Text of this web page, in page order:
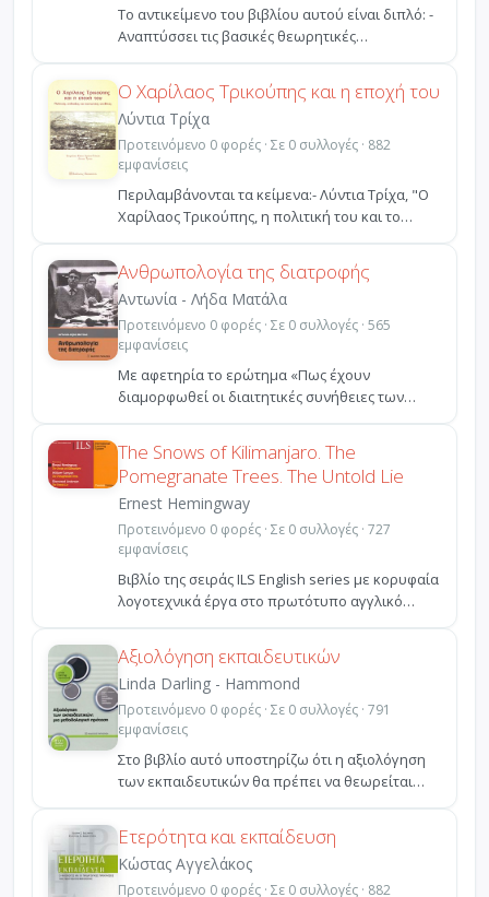
Το αντικείμενο του βιβλίου αυτού είναι διπλό: -
Αναπτύσσει τις βασικές θεωρητικές
τοποθετήσεις για τ...
Ο Χαρίλαος Τρικούπης και η εποχή του
Λύντια Τρίχα
Προτεινόμενο 0 φορές · Σε 0 συλλογές · 882
εμφανίσεις
Περιλαμβάνονται τα κείμενα:- Λύντια Τρίχα, "Ο
Χαρίλαος Τρικούπης, η πολιτική του και το
πολιτικό του...
Ανθρωπολογία της διατροφής
Αντωνία - Λήδα Ματάλα
Προτεινόμενο 0 φορές · Σε 0 συλλογές · 565
εμφανίσεις
Με αφετηρία το ερώτημα «Πως έχουν
διαμορφωθεί οι διαιτητικές συνήθειες των
ανθρώπων», στο βιβλίο αυτ...
The Snows of Kilimanjaro. The
Pomegranate Trees. The Untold Lie
Ernest Hemingway
Προτεινόμενο 0 φορές · Σε 0 συλλογές · 727
εμφανίσεις
Βιβλίο της σειράς ILS English series με κορυφαία
λογοτεχνικά έργα στο πρωτότυπο αγγλικό
κείμενο και ...
Αξιολόγηση εκπαιδευτικών
Linda Darling - Hammond
Προτεινόμενο 0 φορές · Σε 0 συλλογές · 791
εμφανίσεις
Στο βιβλίο αυτό υποστηρίζω ότι η αξιολόγηση
των εκπαιδευτικών θα πρέπει να θεωρείται
κομμάτι ενός συ...
Ετερότητα και εκπαίδευση
Κώστας Αγγελάκος
Προτεινόμενο 0 φορές · Σε 0 συλλογές · 882